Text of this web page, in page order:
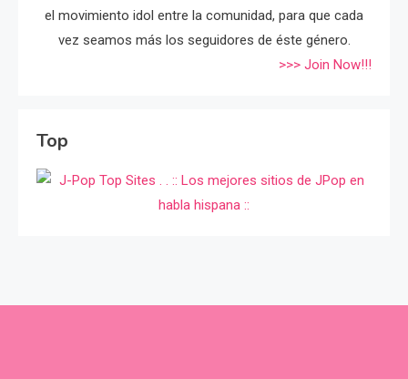
el movimiento idol entre la comunidad, para que cada
vez seamos más los seguidores de éste género.
>>> Join Now!!!
Top